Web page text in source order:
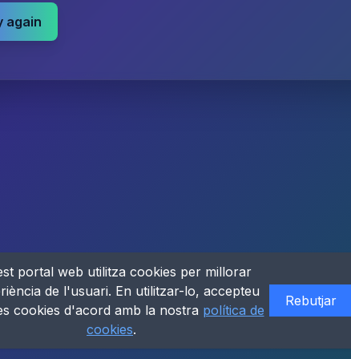
again
portal web utilitza cookies per millorar
de l'usuari. En utilitzar-lo, accepteu
cookies d'acord amb la nostra política de
cookies.
Rebutjar